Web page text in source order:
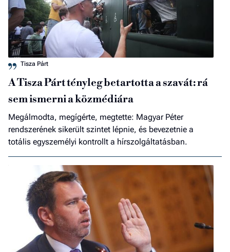
Tisza Párt
A Tisza Párt tényleg betartotta a szavát: rá
sem ismerni a közmédiára
Megálmodta, megígérte, megtette: Magyar Péter
rendszerének sikerült szintet lépnie, és bevezetnie a
totális egyszemélyi kontrollt a hírszolgáltatásban.